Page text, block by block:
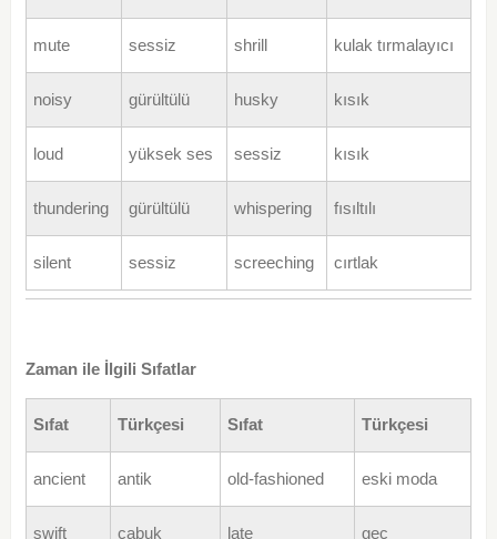
mute sessiz shrill kulak tırmalayıcı
noisy gürültülü husky kısık
loud yüksek ses sessiz kısık
thundering gürültülü whispering fısıltılı
silent sessiz screeching cırtlak
Zaman ile İlgili Sıfatlar
Sıfat Türkçesi Sıfat Türkçesi
ancient antik old-fashioned eski moda
swift çabuk late geç